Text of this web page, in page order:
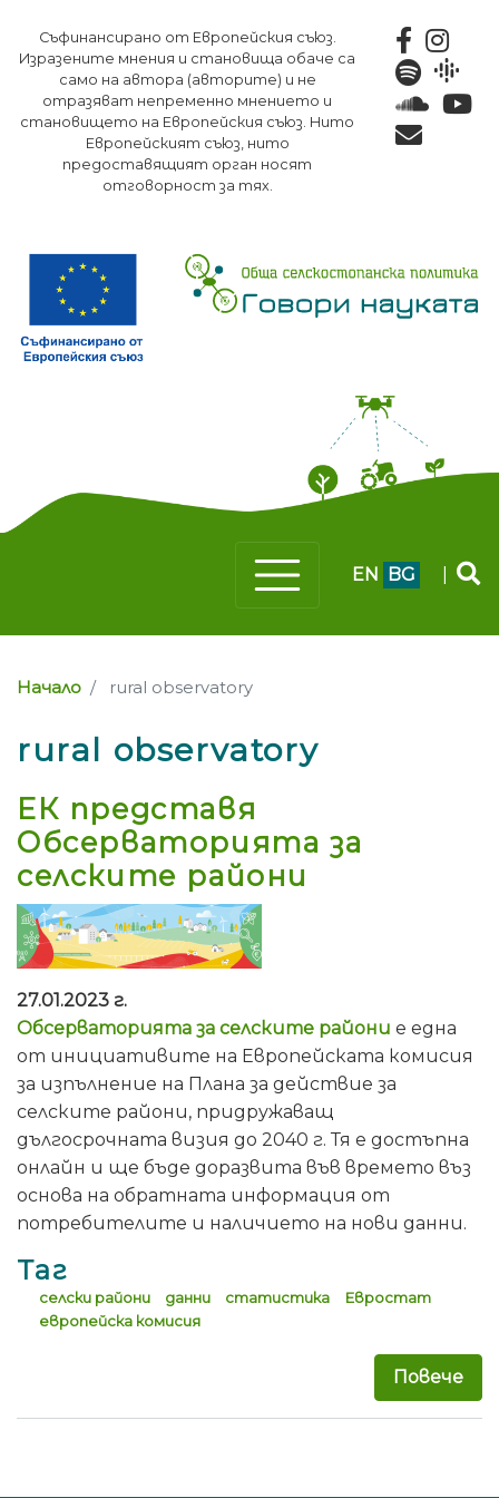
към
основното
съдържание
Съфинансирано от Европейския съюз.
Изразените мнения и становища обаче са
само на автора (авторите) и не
отразяват непременно мнението и
становището на Европейския съюз. Нито
Европейският съюз, нито
предоставящият орган носят
отговорност за тях.
EN BG
Начало rural observatory
rural observatory
ЕК представя
Обсерваторията за
селските райони
27.01.2023 г.
Обсерваторията за селските райони е една
от инициативите на Европейската комисия
за изпълнение на Плана за действие за
селските райони, придружаващ
дългосрочната визия до 2040 г. Тя е достъпна
онлайн и ще бъде доразвита във времето въз
основа на обратната информация от
потребителите и наличието на нови данни.
Таг
селски райони данни статистика
Евростат
европейска комисия
Повече